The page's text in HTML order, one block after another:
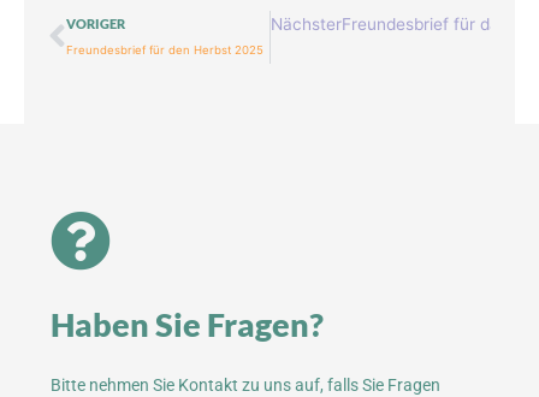
Zurück
VORIGER
Freundesbrief für den Herbst 2025
NächsterFreundesbrief für das
Haben Sie Fragen?
Bitte nehmen Sie Kontakt zu uns auf, falls Sie Fragen